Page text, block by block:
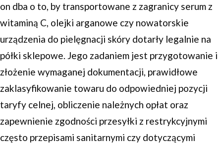
on dba o to, by transportowane z zagranicy serum z
witaminą C, olejki arganowe czy nowatorskie
urządzenia do pielęgnacji skóry dotarły legalnie na
półki sklepowe. Jego zadaniem jest przygotowanie i
złożenie wymaganej dokumentacji, prawidłowe
zaklasyfikowanie towaru do odpowiedniej pozycji
taryfy celnej, obliczenie należnych opłat oraz
zapewnienie zgodności przesyłki z restrykcyjnymi
często przepisami sanitarnymi czy dotyczącymi